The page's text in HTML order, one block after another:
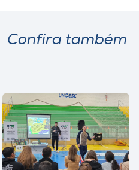
Confira também